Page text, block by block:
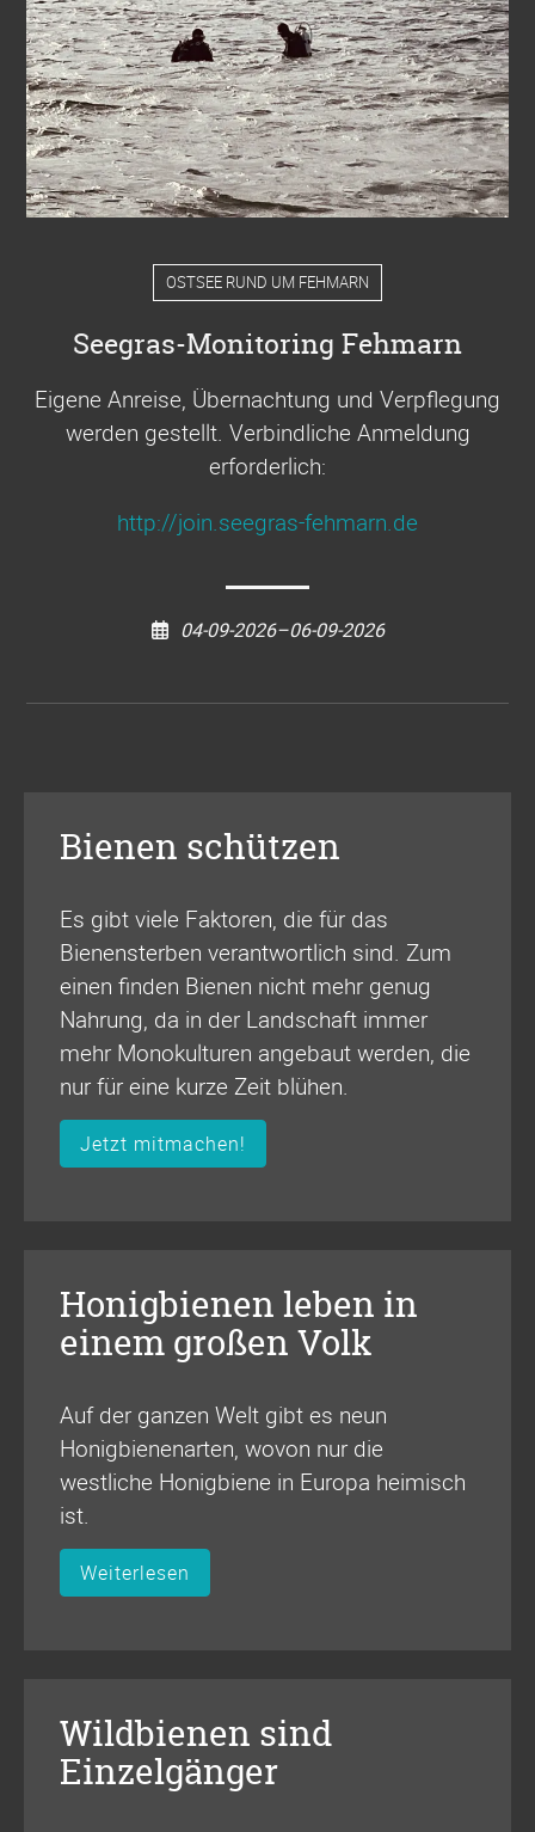
OSTSEE RUND UM FEHMARN
Seegras-Monitoring Fehmarn
Eigene Anreise, Übernachtung und Verpflegung
werden gestellt. Verbindliche Anmeldung
erforderlich:
http://join.seegras-fehmarn.de
04-09-2026–06-09-2026
Bienen schützen
Es gibt viele Faktoren, die für das
Bienensterben verantwortlich sind. Zum
einen finden Bienen nicht mehr genug
Nahrung, da in der Landschaft immer
mehr Monokulturen angebaut werden, die
nur für eine kurze Zeit blühen.
Jetzt mitmachen!
Honigbienen leben in
einem großen Volk
Auf der ganzen Welt gibt es neun
Honigbienenarten, wovon nur die
westliche Honigbiene in Europa heimisch
ist.
Weiterlesen
Wildbienen sind
Einzelgänger